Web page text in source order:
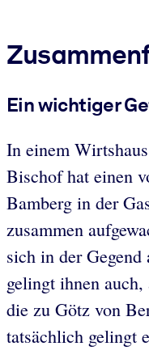
Ein wichtiger
In einem
Bischof hat einen
Bamberg in der
zusammen
sich in der
gelingt ihnen
die zu Götz von
tatsächlich gelingt